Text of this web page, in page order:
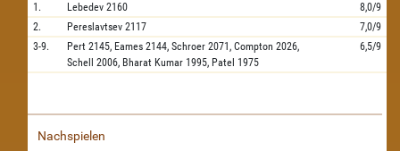
1. Lebedev 2160
8,0/9
2.
Pereslavtsev 2117
7,0/9
3-9.
Pert 2145, Eames 2144, Schroer 2071, Compton 2026,
Schell
2006, Bharat Kumar 1995, Patel 1975
6,5/9
Nachspielen